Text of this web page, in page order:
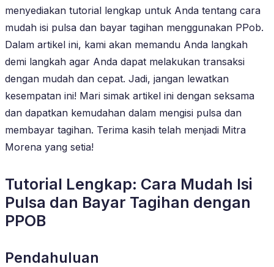
menyediakan tutorial lengkap untuk Anda tentang cara
mudah isi pulsa dan bayar tagihan menggunakan PPob.
Dalam artikel ini, kami akan memandu Anda langkah
demi langkah agar Anda dapat melakukan transaksi
dengan mudah dan cepat. Jadi, jangan lewatkan
kesempatan ini! Mari simak artikel ini dengan seksama
dan dapatkan kemudahan dalam mengisi pulsa dan
membayar tagihan. Terima kasih telah menjadi Mitra
Morena yang setia!
Tutorial Lengkap: Cara Mudah Isi
Pulsa dan Bayar Tagihan dengan
PPOB
Pendahuluan